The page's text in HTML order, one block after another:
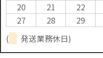
20
21 22
27
28 29
(
発送業務休日)